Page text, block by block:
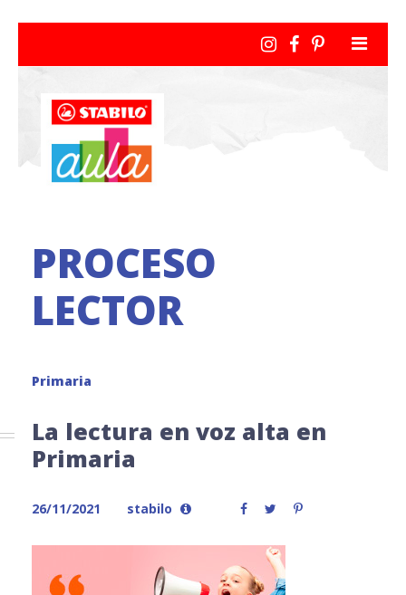
PROCESO
LECTOR
Primaria
La lectura en voz alta en
Primaria
26/11/2021 stabilo